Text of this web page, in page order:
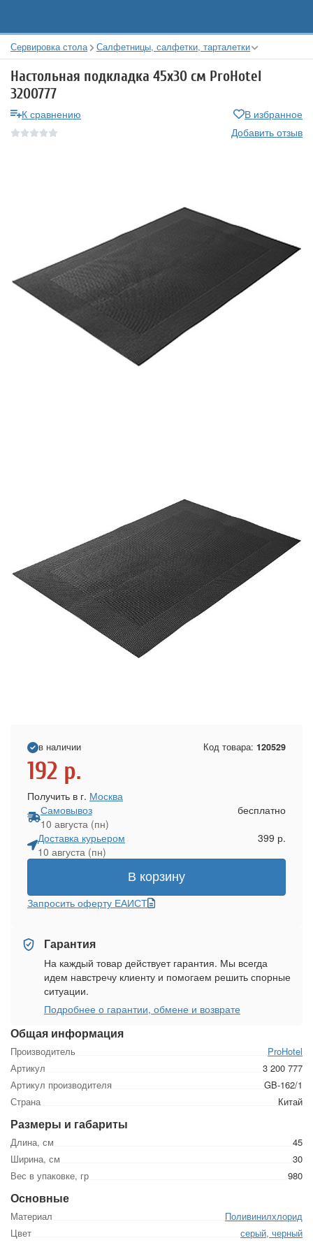
Сервировка стола Салфетницы, салфетки, тарталетки
Настольная подкладка 45х30 см ProHotel
3200777
К сравнению
В избранное
Добавить отзыв
Общая информация
Производитель
ProHotel
Артикул
3 200 777
Артикул производителя
GB-162/1
Страна
Китай
Размеры и габариты
Длина, см
45
Ширина, см
30
Вес в упаковке, гр
980
Основные
Материал
Поливинилхлорид
Цвет
серый, черный
в наличии Код товара: 120529
192 р.
Получить в г. Москва
Самовывоз
10 августа (пн)
бесплатно
Доставка курьером
10 августа (пн)
399 р.
В корзину
Запросить оферту ЕАИСТ
Гарантия
На каждый товар действует гарантия. Мы всегда
идем навстречу клиенту и помогаем решить спорные
ситуации.
Подробнее о гарантии, обмене и возврате